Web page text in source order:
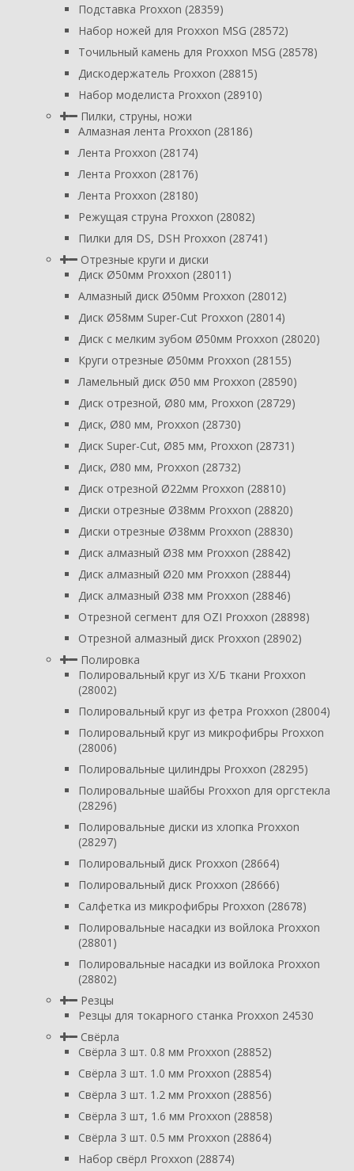
Подставка Proxxon (28359)
Набор ножей для Proxxon MSG (28572)
Точильный камень для Proxxon MSG (28578)
Дискодержатель Proxxon (28815)
Набор моделиста Proxxon (28910)
Пилки, струны, ножи
Алмазная лента Proxxon (28186)
Лента Proxxon (28174)
Лента Proxxon (28176)
Лента Proxxon (28180)
Режущая струна Proxxon (28082)
Пилки для DS, DSH Proxxon (28741)
Отрезные круги и диски
Диск Ø50мм Proxxon (28011)
Алмазный диск Ø50мм Proxxon (28012)
Диск Ø58мм Super-Cut Proxxon (28014)
Диск с мелким зубом Ø50мм Proxxon (28020)
Круги отрезные Ø50мм Proxxon (28155)
Ламельный диск Ø50 мм Proxxon (28590)
Диск отрезной, Ø80 мм, Proxxon (28729)
Диск, Ø80 мм, Proxxon (28730)
Диск Super-Cut, Ø85 мм, Proxxon (28731)
Диск, Ø80 мм, Proxxon (28732)
Диск отрезной Ø22мм Proxxon (28810)
Диски отрезные Ø38мм Proxxon (28820)
Диски отрезные Ø38мм Proxxon (28830)
Диск алмазный Ø38 мм Proxxon (28842)
Диск алмазный Ø20 мм Proxxon (28844)
Диск алмазный Ø38 мм Proxxon (28846)
Отрезной сегмент для OZI Proxxon (28898)
Отрезной алмазный диск Proxxon (28902)
Полировка
Полировальный круг из Х/Б ткани Proxxon
(28002)
Полировальный круг из фетра Proxxon (28004)
Полировальный круг из микрофибры Proxxon
(28006)
Полировальные цилиндры Proxxon (28295)
Полировальные шайбы Proxxon для оргстекла
(28296)
Полировальные диски из хлопка Proxxon
(28297)
Полировальный диск Proxxon (28664)
Полировальный диск Proxxon (28666)
Салфетка из микрофибры Proxxon (28678)
Полировальные насадки из войлока Proxxon
(28801)
Полировальные насадки из войлока Proxxon
(28802)
Резцы
Резцы для токарного станка Proxxon 24530
Свёрла
Свёрла 3 шт. 0.8 мм Proxxon (28852)
Свёрла 3 шт. 1.0 мм Proxxon (28854)
Свёрла 3 шт. 1.2 мм Proxxon (28856)
Свёрла 3 шт, 1.6 мм Proxxon (28858)
Свёрла 3 шт. 0.5 мм Proxxon (28864)
Набор свёрл Proxxon (28874)